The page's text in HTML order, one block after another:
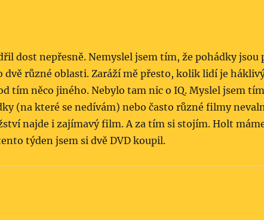
dost nepřesně. Nemyslel jsem tím, že pohádky jsou
dvě různé oblasti. Zaráží mě přesto, kolik lidí je
tím něco jiného. Nebylo tam nic o IQ. Myslel jsem
(na které se nedívám) nebo často různé filmy
najde i zajímavý film. A za tím si stojím. Holt
týden jsem si dvě DVD koupil.